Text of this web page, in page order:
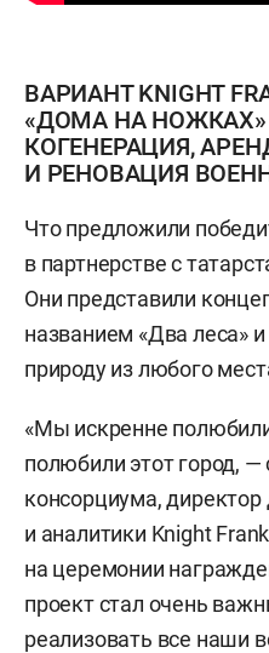
ВАРИАНТ KNIGHT
«ДОМА НА
КОГЕНЕРАЦИЯ,
И РЕНОВАЦИЯ
Что предложили
в партнерстве с
Они представили
названием «Два леса»
природу из любого
«Мы искренне
полюбили этот город, —
консорциума, директор
и аналитики Knight
на церемонии
проект стал очень
реализовать все наши